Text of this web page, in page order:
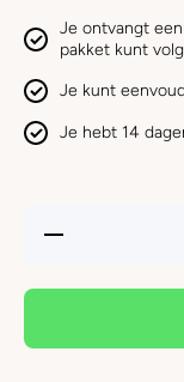
Je ontvangt
pakket kunt
Je kunt
Je hebt 14
Hoeveelheid